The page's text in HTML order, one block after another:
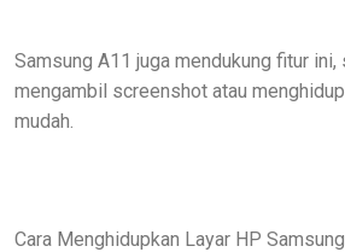
Samsung A11 juga mendukung fitur
mengambil screenshot atau
mudah.
Cara Menghidupkan Layar HP